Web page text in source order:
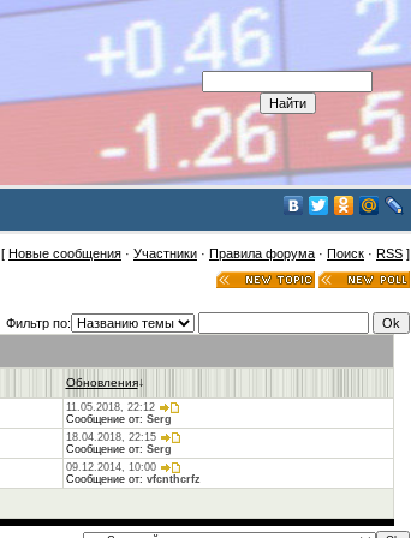
[ Новые сообщения · Участники · Правила форума · Поиск · RSS ]
Фильтр по:
Обновления↓
11.05.2018, 22:12
Сообщение от: Serg
18.04.2018, 22:15
Сообщение от: Serg
09.12.2014, 10:00
Сообщение от: vfcnthcrfz